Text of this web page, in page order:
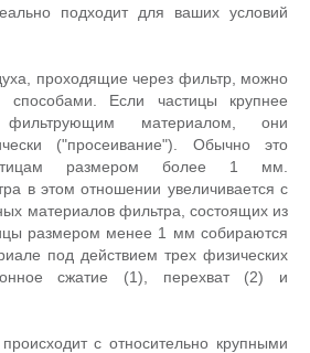
подходит для ваших условий
проходящие через фильтр, можно
способами. Если частицы крупнее
материалом, они
("просеивание"). Обычно это
размером более 1 мм.
в этом отношении увеличивается с
материалов фильтра, состоящих из
размером менее 1 мм собираются
под действием трех физических
сжатие (1), перехват (2) и
с относительно крупными